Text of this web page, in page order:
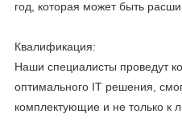
год, которая может быть
Квалификация:
Наши специалисты проведут
оптимального IT решения,
комплектующие и не только к